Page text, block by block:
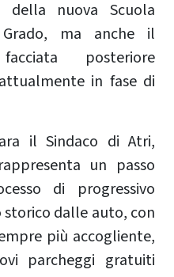
nuova Scuola
ma anche il
posteriore
in fase di
il Sindaco di Atri,
un passo
di progressivo
dalle auto, con
più accogliente,
parcheggi gratuiti